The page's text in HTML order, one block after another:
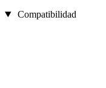
Compatibilidad